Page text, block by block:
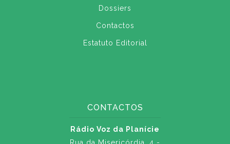
Dossiers
Contactos
Estatuto Editorial
CONTACTOS
Rádio Voz da Planície